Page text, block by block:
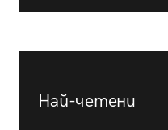
Най-четени